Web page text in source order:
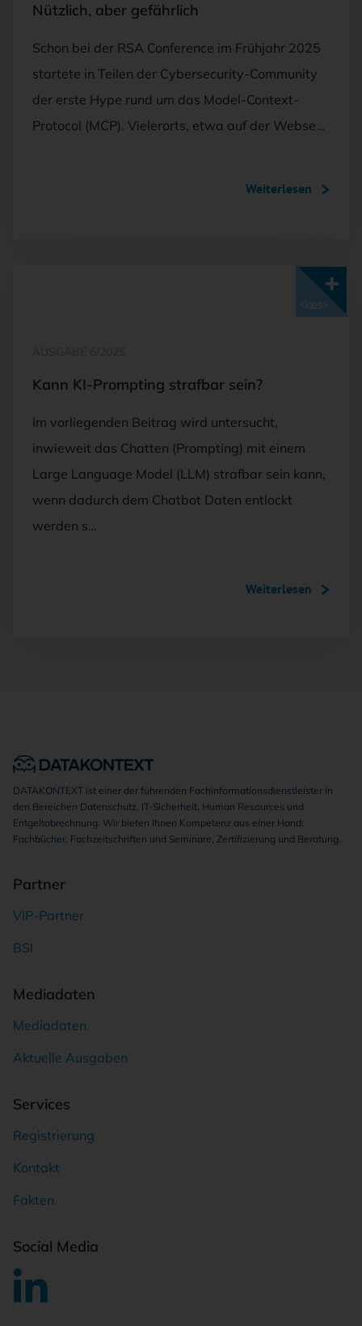
Nützlich, aber gefährlich
Schon bei der RSA Conference im Frühjahr 2025
startete in Teilen der Cybersecurity-Community
der erste Hype rund um das Model-Context-
Protocol (MCP). Vielerorts, etwa auf der Webse…
Weiterlesen
Kann KI-Prompting strafbar sein?
Im vorliegenden Beitrag wird untersucht,
inwieweit das Chatten (Prompting) mit einem
Large Language Model (LLM) strafbar sein kann,
wenn dadurch dem Chatbot Daten entlockt
werden s…
Weiterlesen
DATAKONTEXT ist einer der führenden Fachinformationsdienstleister in
den Bereichen Datenschutz, IT-Sicherheit, Human Resources und
Entgeltabrechnung. Wir bieten Ihnen Kompetenz aus einer Hand:
Fachbücher, Fachzeitschriften und Seminare, Zertifizierung und Beratung.
Partner
VIP-Partner
BSI
Mediadaten
Mediadaten
Aktuelle Ausgaben
Services
Registrierung
Kontakt
Fakten
Social Media